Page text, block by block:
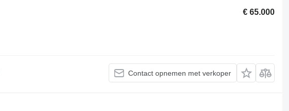
€ 65.000
Contact opnemen met verkoper